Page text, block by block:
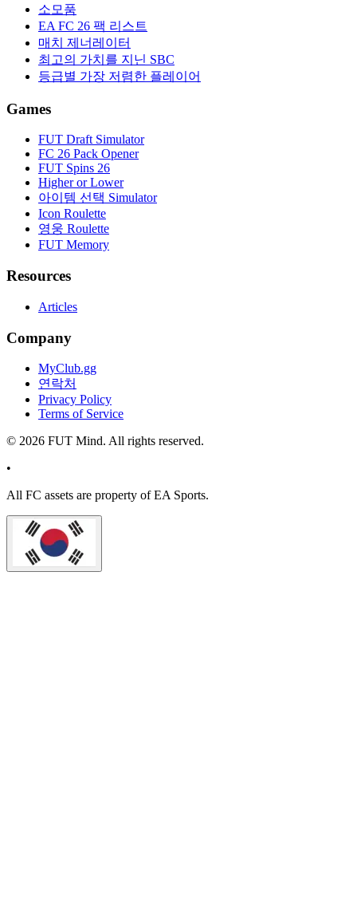
소모품
EA FC 26 팩 리스트
매치 제너레이터
최고의 가치를 지닌 SBC
등급별 가장 저렴한 플레이어
Games
FUT Draft Simulator
FC 26 Pack Opener
FUT Spins 26
Higher or Lower
아이템 선택 Simulator
Icon Roulette
영웅 Roulette
FUT Memory
Resources
Articles
Company
MyClub.gg
연락처
Privacy Policy
Terms of Service
© 2026 FUT Mind. All rights reserved.
•
All FC assets are property of EA Sports.